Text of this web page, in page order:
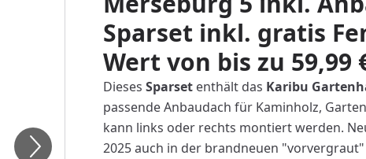
Sparset inkl. gratis
Wert von bis zu 59,99
Dieses Sparsetenthält das Karibu
passende Anbaudach für Kaminholz,
kann links oder rechts montiert werden.
2025 auch in der brandneuen